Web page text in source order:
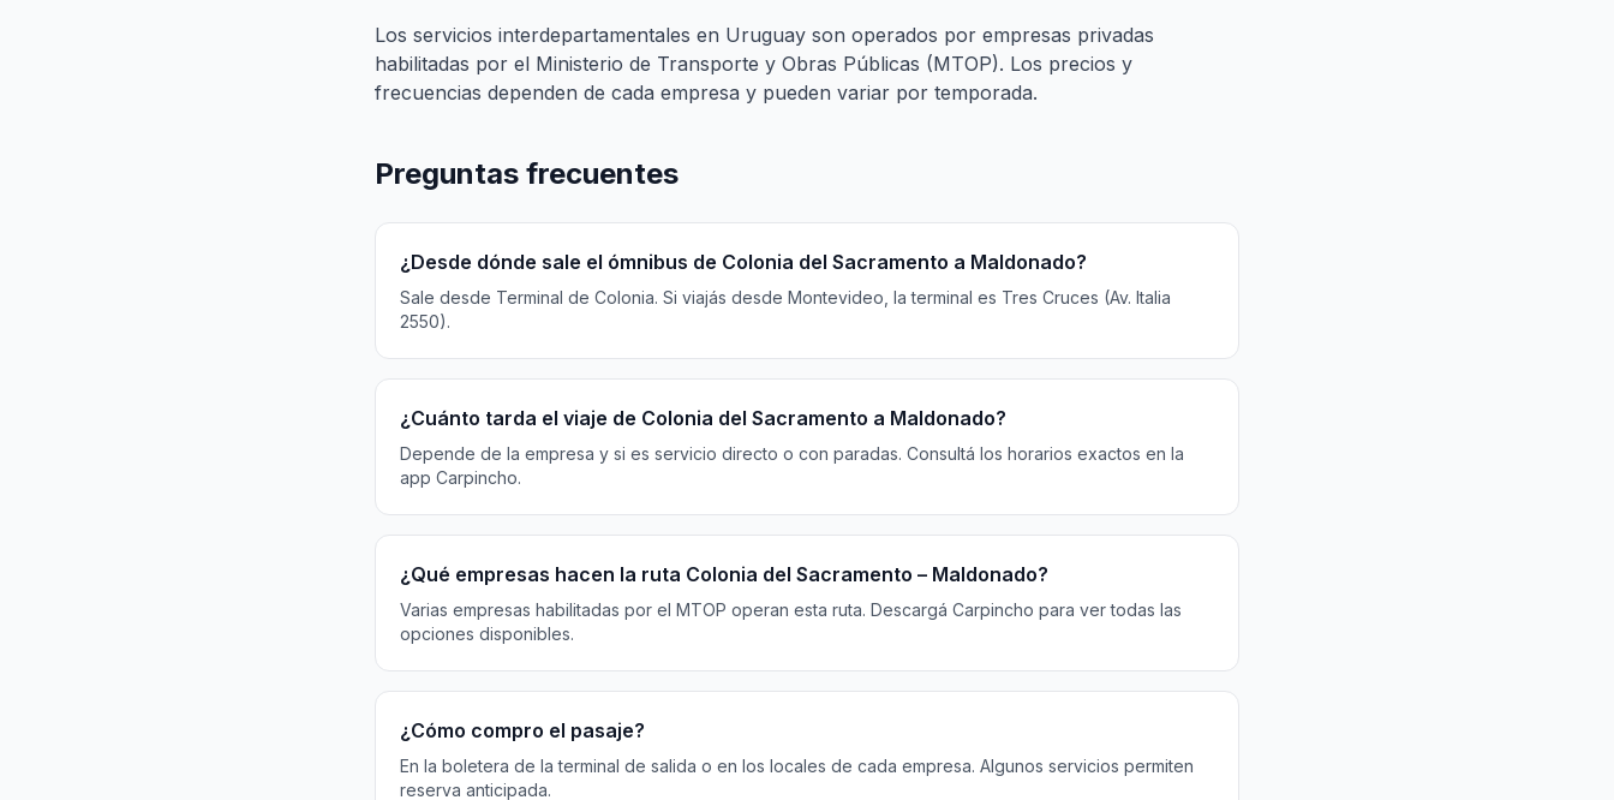
Los servicios interdepartamentales en Uruguay son operados por empresas privadas
habilitadas por el Ministerio de Transporte y Obras Públicas (MTOP). Los precios y
frecuencias dependen de cada empresa y pueden variar por temporada.
Preguntas frecuentes
¿Desde dónde sale el ómnibus de Colonia del Sacramento a Maldonado?
Sale desde Terminal de Colonia. Si viajás desde Montevideo, la terminal es Tres Cruces (Av. Italia
2550).
¿Cuánto tarda el viaje de Colonia del Sacramento a Maldonado?
Depende de la empresa y si es servicio directo o con paradas. Consultá los horarios exactos en la
app Carpincho.
¿Qué empresas hacen la ruta Colonia del Sacramento – Maldonado?
Varias empresas habilitadas por el MTOP operan esta ruta. Descargá Carpincho para ver todas las
opciones disponibles.
¿Cómo compro el pasaje?
En la boletera de la terminal de salida o en los locales de cada empresa. Algunos servicios permiten
reserva anticipada.